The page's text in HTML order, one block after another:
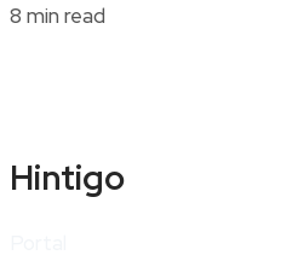
8 min read
Hintigo